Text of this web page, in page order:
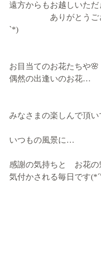
遠方からもお越しいただ
ありがとうござ
`*)
お目当てのお花たちや🌸
偶然の出逢いのお花…
みなさまの楽しんで頂い
いつもの風景に…
感謝の気持ちと　お花の
気付かされる毎日です